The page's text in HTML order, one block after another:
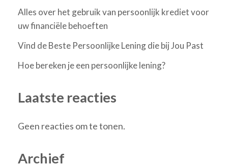
Alles over het gebruik van persoonlijk krediet voor
uw financiële behoeften
Vind de Beste Persoonlijke Lening die bij Jou Past
Hoe bereken je een persoonlijke lening?
Laatste reacties
Geen reacties om te tonen.
Archief